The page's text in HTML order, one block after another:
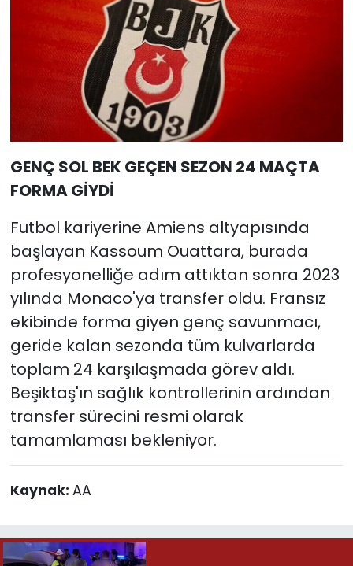
GENÇ SOL BEK GEÇEN SEZON 24 MAÇTA
FORMA GİYDİ
Futbol kariyerine Amiens altyapısında
başlayan Kassoum Ouattara, burada
profesyonelliğe adım attıktan sonra 2023
yılında Monaco'ya transfer oldu. Fransız
ekibinde forma giyen genç savunmacı,
geride kalan sezonda tüm kulvarlarda
toplam 24 karşılaşmada görev aldı.
Beşiktaş'ın sağlık kontrollerinin ardından
transfer sürecini resmi olarak
tamamlaması bekleniyor.
Kaynak: AA